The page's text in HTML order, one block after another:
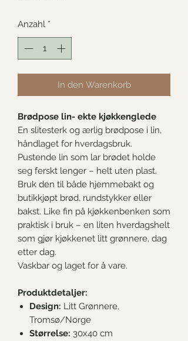
Anzahl *
In den Warenkorb
Brødpose lin- ekte kjøkkenglede
En slitesterk og ærlig brødpose i lin,
håndlaget for hverdagsbruk.
Pustende lin som lar brødet holde
seg ferskt lenger – helt uten plast.
Bruk den til både hjemmebakt og
butikkjøpt brød, rundstykker eller
bakst. Like fin på kjøkkenbenken som
praktisk i bruk – en liten hverdagshelt
som gjør kjøkkenet litt grønnere, dag
etter dag.
Vaskbar og laget for å vare.
Produktdetaljer:
Design: Litt Grønnere,
Tromsø/Norge
Størrelse: 30x40 cm